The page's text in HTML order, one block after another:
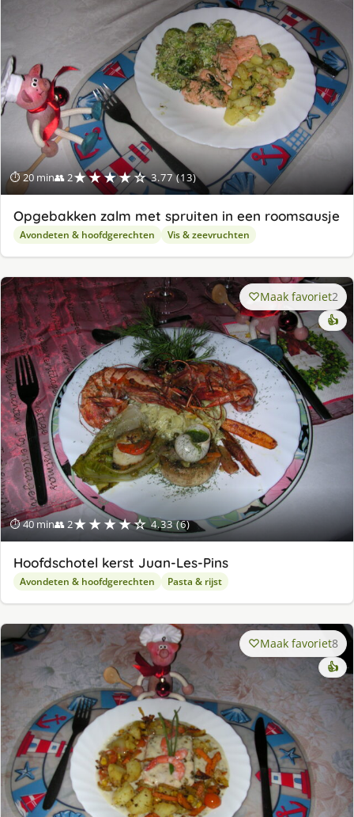
⏱ 20 min👥 2★★★★☆ 3.77 (13)
Opgebakken zalm met spruiten in een roomsausje
Avondeten & hoofdgerechten Vis & zeevruchten
⏱ 40 min👥 2★★★★☆ 4.33 (6)
Maak favoriet2
👍
Hoofdschotel kerst Juan-Les-Pins
Avondeten & hoofdgerechten Pasta & rijst
Maak favoriet8
👍